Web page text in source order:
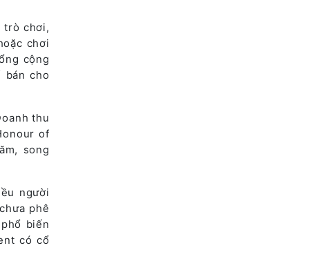
trò chơi,
chơi
cộng
bán cho
thu
of
song
người
phê
biến
có cổ